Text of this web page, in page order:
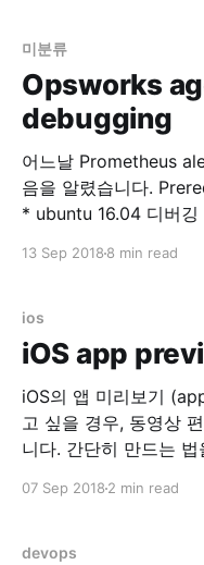
- Kubernetes 위 글을
미분류
Opsworks
debugging
어느날 Prometheus
음을 알렸습니다. Prerequisite * AWS Opsworks chef12
* ubuntu 16.04 디버깅 Disk Full 확인해보니 문제는 no
니다. 확인해보니 portus의 nginx 로그가 2GB 씩 stdout,
AWS opsworks
13 Sep 2018 8 min read
ios
iOS app
iOS의 앱 미리보기
고 싶을 경우, 동영상
니다. 간단히 만드는 법을 여기 기록 합니다. 화면 기록(실
설정 > 제어 센터 > 제
07 Sep 2018 2 min read
devops